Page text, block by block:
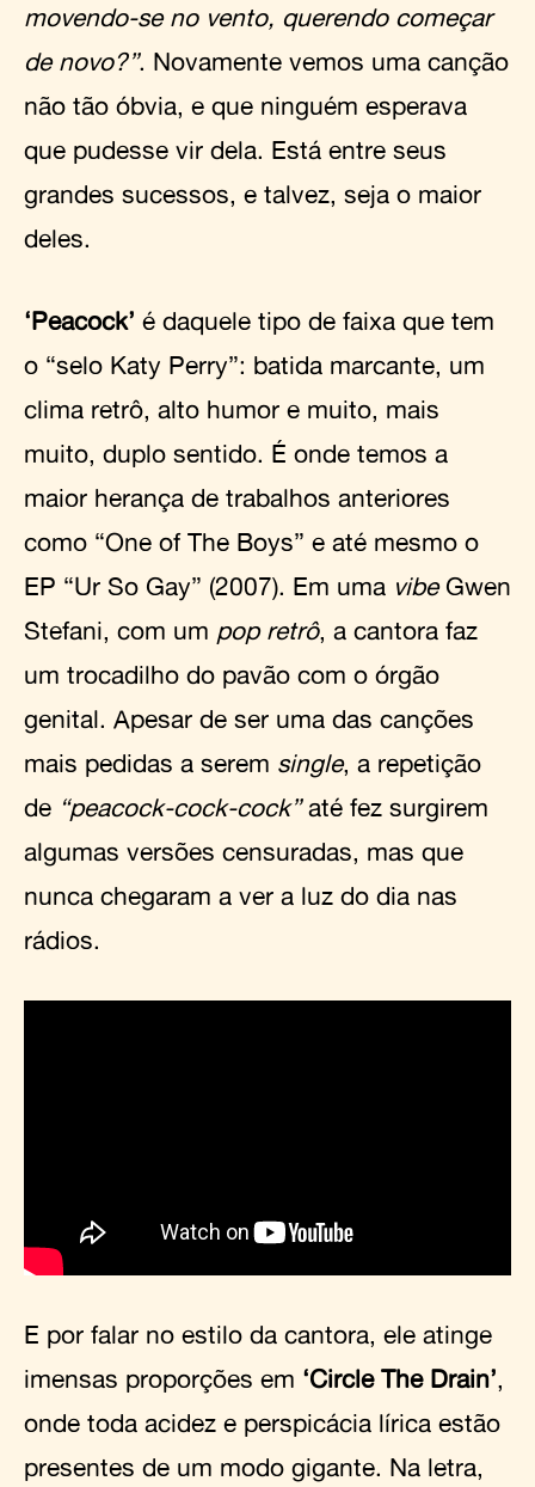
movendo-se no vento, querendo começar
de novo?”. Novamente vemos uma canção
não tão óbvia, e que ninguém esperava
que pudesse vir dela. Está entre seus
grandes sucessos, e talvez, seja o maior
deles.
‘Peacock’ é daquele tipo de faixa que tem
o “selo Katy Perry”: batida marcante, um
clima retrô, alto humor e muito, mais
muito, duplo sentido. É onde temos a
maior herança de trabalhos anteriores
como “One of The Boys” e até mesmo o
EP “Ur So Gay” (2007). Em uma vibeGwen
Stefani, com um pop retrô, a cantora faz
um trocadilho do pavão com o órgão
genital. Apesar de ser uma das canções
mais pedidas a serem single, a repetição
de “peacock-cock-cock”até fez surgirem
algumas versões censuradas, mas que
nunca chegaram a ver a luz do dia nas
rádios.
E por falar no estilo da cantora, ele atinge
imensas proporções em ‘Circle The Drain’,
onde toda acidez e perspicácia lírica estão
presentes de um modo gigante. Na letra,